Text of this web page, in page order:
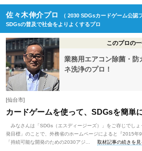
佐々木伸介プロ
（ 2030 SDGsカードゲーム公認
SDGsの普及で社会をよりよくするプロ
このプロの
業務用エアコン除菌・防
ネ洗浄のプロ！
[仙台市]
カードゲームを使って、SDGsを簡単
みなさんは「SDGs（エスディージーズ）」をご存じでし
発目標」のことで、外務省のホームページによると『2015年
「持続可能な開発のための2030アジ...
取材記事の続きを